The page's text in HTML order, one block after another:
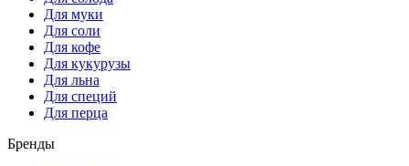
Для муки
Для соли
Для кофе
Для кукурузы
Для льна
Для специй
Для перца
Бренды